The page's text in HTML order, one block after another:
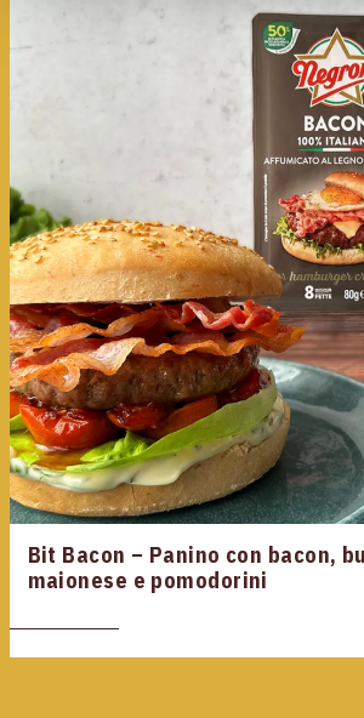
Bit Bacon – Panino con bacon,
maionese e pomodorini